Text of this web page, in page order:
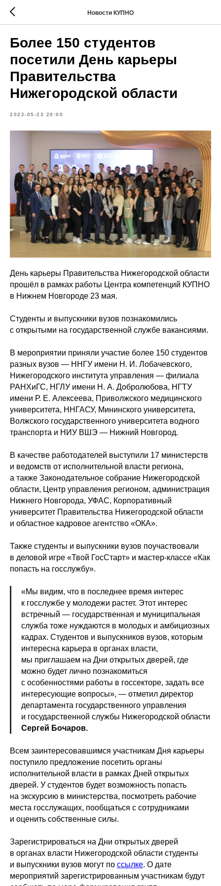
Новости КУПНО
Более 150 студентов
посетили День карьеры
Правительства
Нижегородской области
2022-05-23 20:00
День карьеры Правительства Нижегородской области
прошёл в рамках работы Центра компетенций КУПНО
в Нижнем Новгороде 23 мая.
Студенты и выпускники вузов познакомились
с открытыми на государственной службе вакансиями.
В мероприятии приняли участие более 150 студентов
разных вузов — ННГУ имени Н. И. Лобачевского,
Нижегородского института управления — филиала
РАНХиГС, НГЛУ имени Н. А. Добролюбова, НГТУ
имени Р. Е. Алексеева, Приволжского медицинского
университета, ННГАСУ, Мининского университета,
Волжского государственного университета водного
транспорта и НИУ ВШЭ — Нижний Новгород.
В качестве работодателей выступили 17 министерств
и ведомств от исполнительной власти региона,
а также Законодательное собрание Нижегородской
области, Центр управления регионом, администрация
Нижнего Новгорода, УФАС, Корпоративный
университет Правительства Нижегородской области
и областное кадровое агентство «ОКА».
Также студенты и выпускники вузов поучаствовали
в деловой игре «Твой ГосСтарт» и мастер-классе «Как
попасть на госслужбу».
«Мы видим, что в последнее время интерес
к госслужбе у молодежи растет. Этот интерес
встречный — государственная и муниципальная
служба тоже нуждаются в молодых и амбициозных
кадрах. Студентов и выпускников вузов, которым
интересна карьера в органах власти,
мы приглашаем на Дни открытых дверей, где
можно будет лично познакомиться
с особенностями работы в госсекторе, задать все
интересующие вопросы», — отметил директор
департамента государственного управления
и государственной службы Нижегородской области
Сергей Бочаров.
Всем заинтересовавшимся участникам Дня карьеры
поступило предложение посетить органы
исполнительной власти в рамках Дней открытых
дверей. У студентов будет возможность попасть
на экскурсию в министерства, посмотреть рабочие
места госслужащих, пообщаться с сотрудниками
и оценить собственные силы.
Зарегистрироваться на Дни открытых дверей
в органах власти Нижегородской области студенты
и выпускники вузов могут по ссылке. О дате
мероприятий зарегистрированным участникам будут